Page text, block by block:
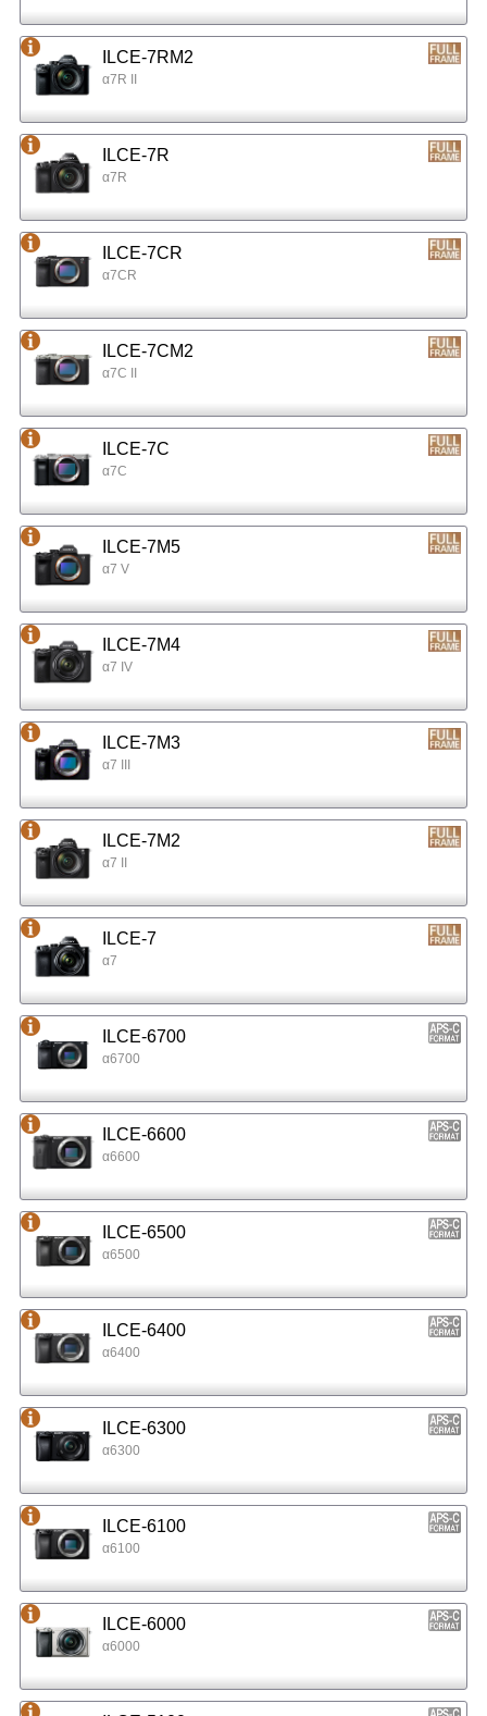
ILCE-7RM2
α7R II
ILCE-7R
α7R
ILCE-7CR
α7CR
ILCE-7CM2
α7C II
ILCE-7C
α7C
ILCE-7M5
α7 V
ILCE-7M4
α7 IV
ILCE-7M3
α7 III
ILCE-7M2
α7 II
ILCE-7
α7
ILCE-6700
α6700
ILCE-6600
α6600
ILCE-6500
α6500
ILCE-6400
α6400
ILCE-6300
α6300
ILCE-6100
α6100
ILCE-6000
α6000